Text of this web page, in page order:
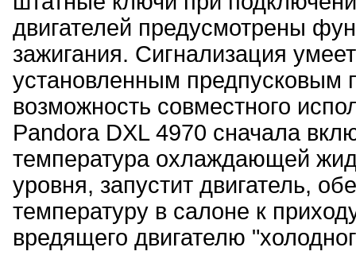
двигателей предусмотрены
зажигания. Сигнализация
установленным предпусковым
возможность совместного
Pandora DXL 4970 сначала
температура охлаждающей
уровня, запустит двигатель,
температуру в салоне к
вредящего двигателю